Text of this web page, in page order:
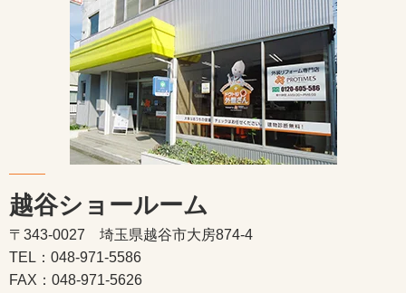
越谷ショールーム
〒343-0027 埼玉県越谷市大房874-4
TEL：048-971-5586
FAX：048-971-5626